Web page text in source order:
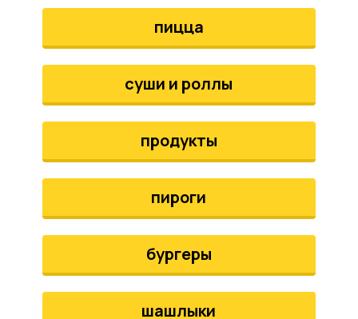
пицца
суши и роллы
продукты
пироги
бургеры
шашлыки